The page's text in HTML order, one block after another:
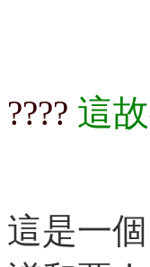
????​​​ 這
這是一